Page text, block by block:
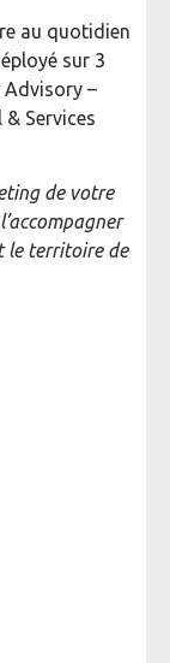
au quotidien
sur 3
Advisory –
Services
de votre
le territoire de